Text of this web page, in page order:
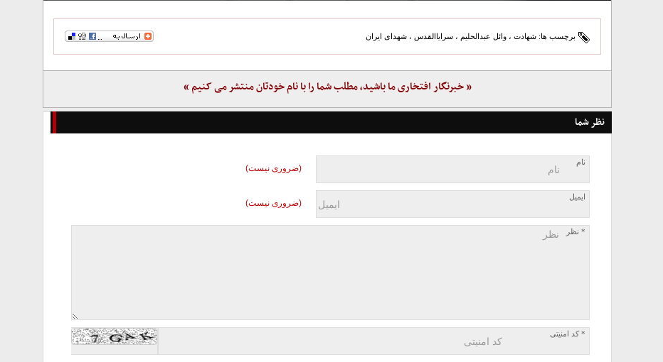
برچسب ها: شهادت ، وائل عبدالحلیم ، سرایاالقدس ، شهدای ایران
« خبرنگار افتخاری ما باشید، مطلب شما را با نام خودتان منتشر می کنیم »
نظر شما
نام
(ضروری نیست)
ایمیل
(ضروری نیست)
* نظر
* کد امنیتی